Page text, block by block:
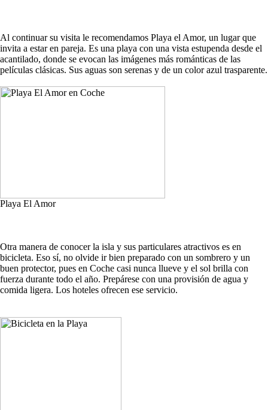
Al continuar su visita le recomendamos Playa el Amor, un lugar que
invita a estar en pareja. Es una playa con una vista estupenda desde el
acantilado, donde se evocan las imágenes más románticas de las
películas clásicas. Sus aguas son serenas y de un color azul trasparente.
Playa El Amor
Otra manera de conocer la isla y sus particulares atractivos es en
bicicleta. Eso sí, no olvide ir bien preparado con un sombrero y un
buen protector, pues en Coche casi nunca llueve y el sol brilla con
fuerza durante todo el año. Prepárese con una provisión de agua y
comida ligera. Los hoteles ofrecen ese servicio.